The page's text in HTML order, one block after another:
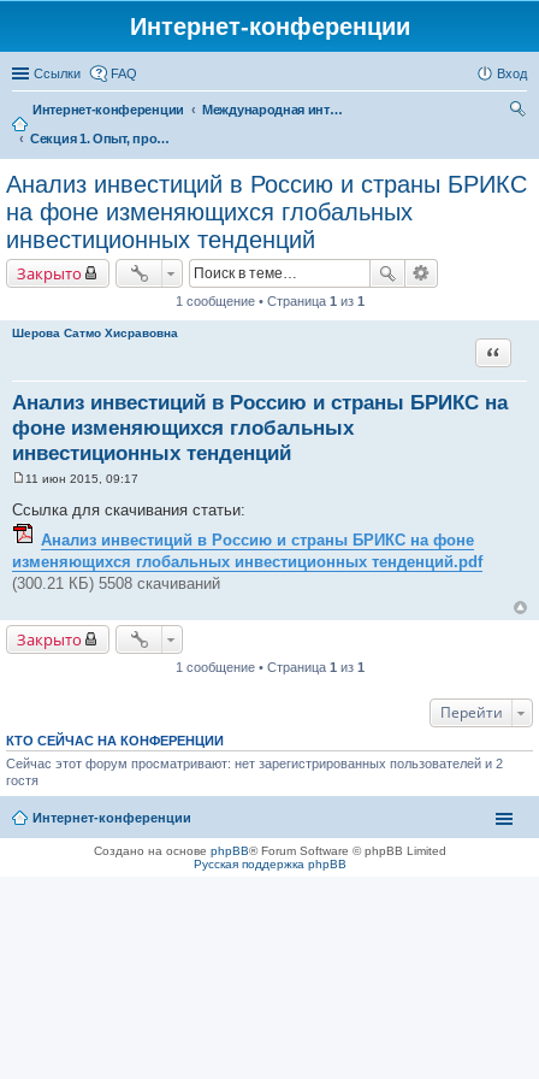
Интернет-конференции
Ссылки FAQ Вход
Интернет-конференции
Международная интернет-конференция по проблемам социально-экономического развития территорий стран Евразийского экономического союза, посвященной 25-летию ИСЭРТ РАН
Секция 1. Опыт, проблемы и перспективы межрегионального торгово-экономического сотрудничества в рамках Евразийского экономического союза
Анализ инвестиций в Россию и страны БРИКС
на фоне изменяющихся глобальных
инвестиционных тенденций
Закрыто
1 сообщение • Страница 1 из 1
Шерова Сатмо Хисравовна
Анализ инвестиций в Россию и страны БРИКС на
фоне изменяющихся глобальных
инвестиционных тенденций
Цитата
о
б
щ
е
н
и
11 июн 2015, 09:17
Ссылка для скачивания статьи:
Анализ инвестиций в Россию и страны БРИКС на фоне
изменяющихся глобальных инвестиционных тенденций.pdf
(300.21 КБ) 5508 скачиваний
Закрыто
1 сообщение • Страница 1 из 1
Перейти
КТО СЕЙЧАС НА КОНФЕРЕНЦИИ
Сейчас этот форум просматривают: нет зарегистрированных пользователей и 2
гостя
Интернет-конференции
Создано на основе phpBB® Forum Software © phpBB Limited
Русская поддержка phpBB